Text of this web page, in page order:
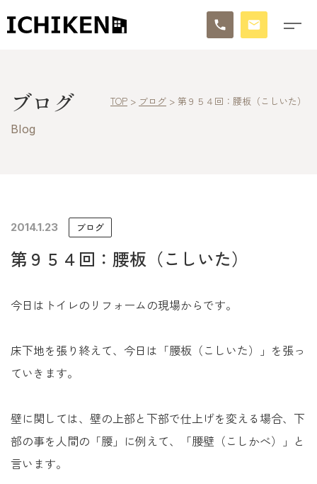
ブログ
イチケンの家づくり
モデルハウス
会社情報
お問い合わせ
ブログ
Blog
TOP > ブログ > 第９５４回：腰板（こしいた）
2014.1.23 ブログ
第９５４回：腰板（こしいた）
今日はトイレのリフォームの現場からです。
床下地を張り終えて、今日は「腰板（こしいた）」を張っ
ていきます。
壁に関しては、壁の上部と下部で仕上げを変える場合、下
部の事を人間の「腰」に例えて、「腰壁（こしかべ）」と
言います。